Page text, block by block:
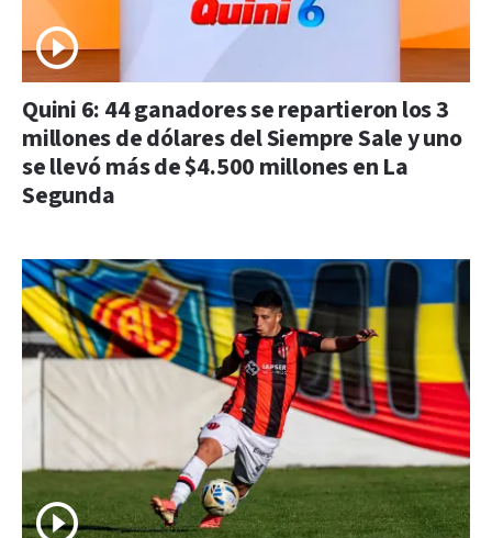
Quini 6: 44 ganadores se repartieron los 3
millones de dólares del Siempre Sale y uno
se llevó más de $4.500 millones en La
Segunda